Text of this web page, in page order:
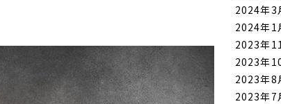
2024年3
2024年1
2023年
2023年
2023年8
2023年7